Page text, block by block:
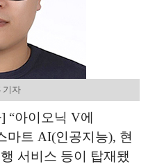
기자
“아이오닉 V에
마트 AI(인공지능), 현
서비스 등이 탑재됐